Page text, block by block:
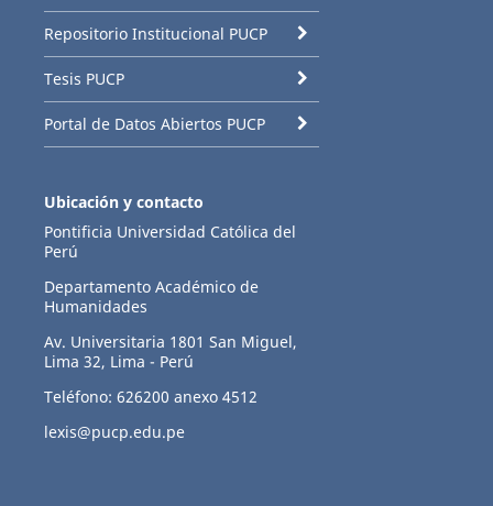
Repositorio Institucional PUCP
Tesis PUCP
Portal de Datos Abiertos PUCP
Ubicación y contacto
Pontificia Universidad Católica del
Perú
Departamento Académico de
Humanidades
Av. Universitaria 1801 San Miguel,
Lima 32, Lima - Perú
Teléfono: 626200 anexo 4512
lexis@pucp.edu.pe